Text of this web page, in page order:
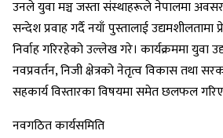
उनले युवा मञ्च जस्ता संस्थाहरूले नेपालमा
सन्देश प्रवाह गर्दै नयाँ पुस्तालाई उद्यमशीलतामा
निर्वाह गरिरहेको उल्लेख गरे। कार्यक्रममा युवा
नवप्रवर्तन, निजी क्षेत्रको नेतृत्व विकास तथा
सहकार्य विस्तारका विषयमा समेत छलफल
नवगठित कार्यसमिति